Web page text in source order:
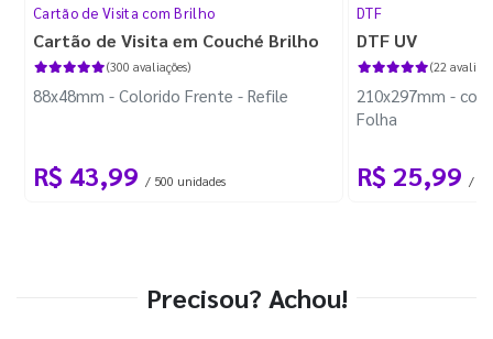
Cartão de Visita com Brilho
Cartão de Visita em Couché Brilho
(300 avaliações)
88x48mm - Colorido Frente - Refile
R$ 43,99 / 500 unidades
DTF
DTF UV
(22
210x297mm -
Folha
R$ 25,99 / 1
Precisou? Achou!